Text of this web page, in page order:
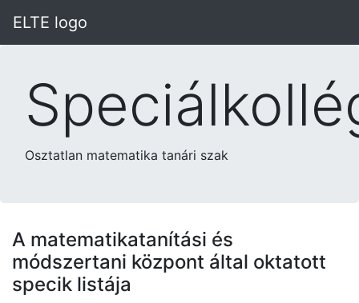
ELTE logo
Osztatlan matematika tanári szak
A matematikatanítási és
módszertani központ által oktatott
specik listája